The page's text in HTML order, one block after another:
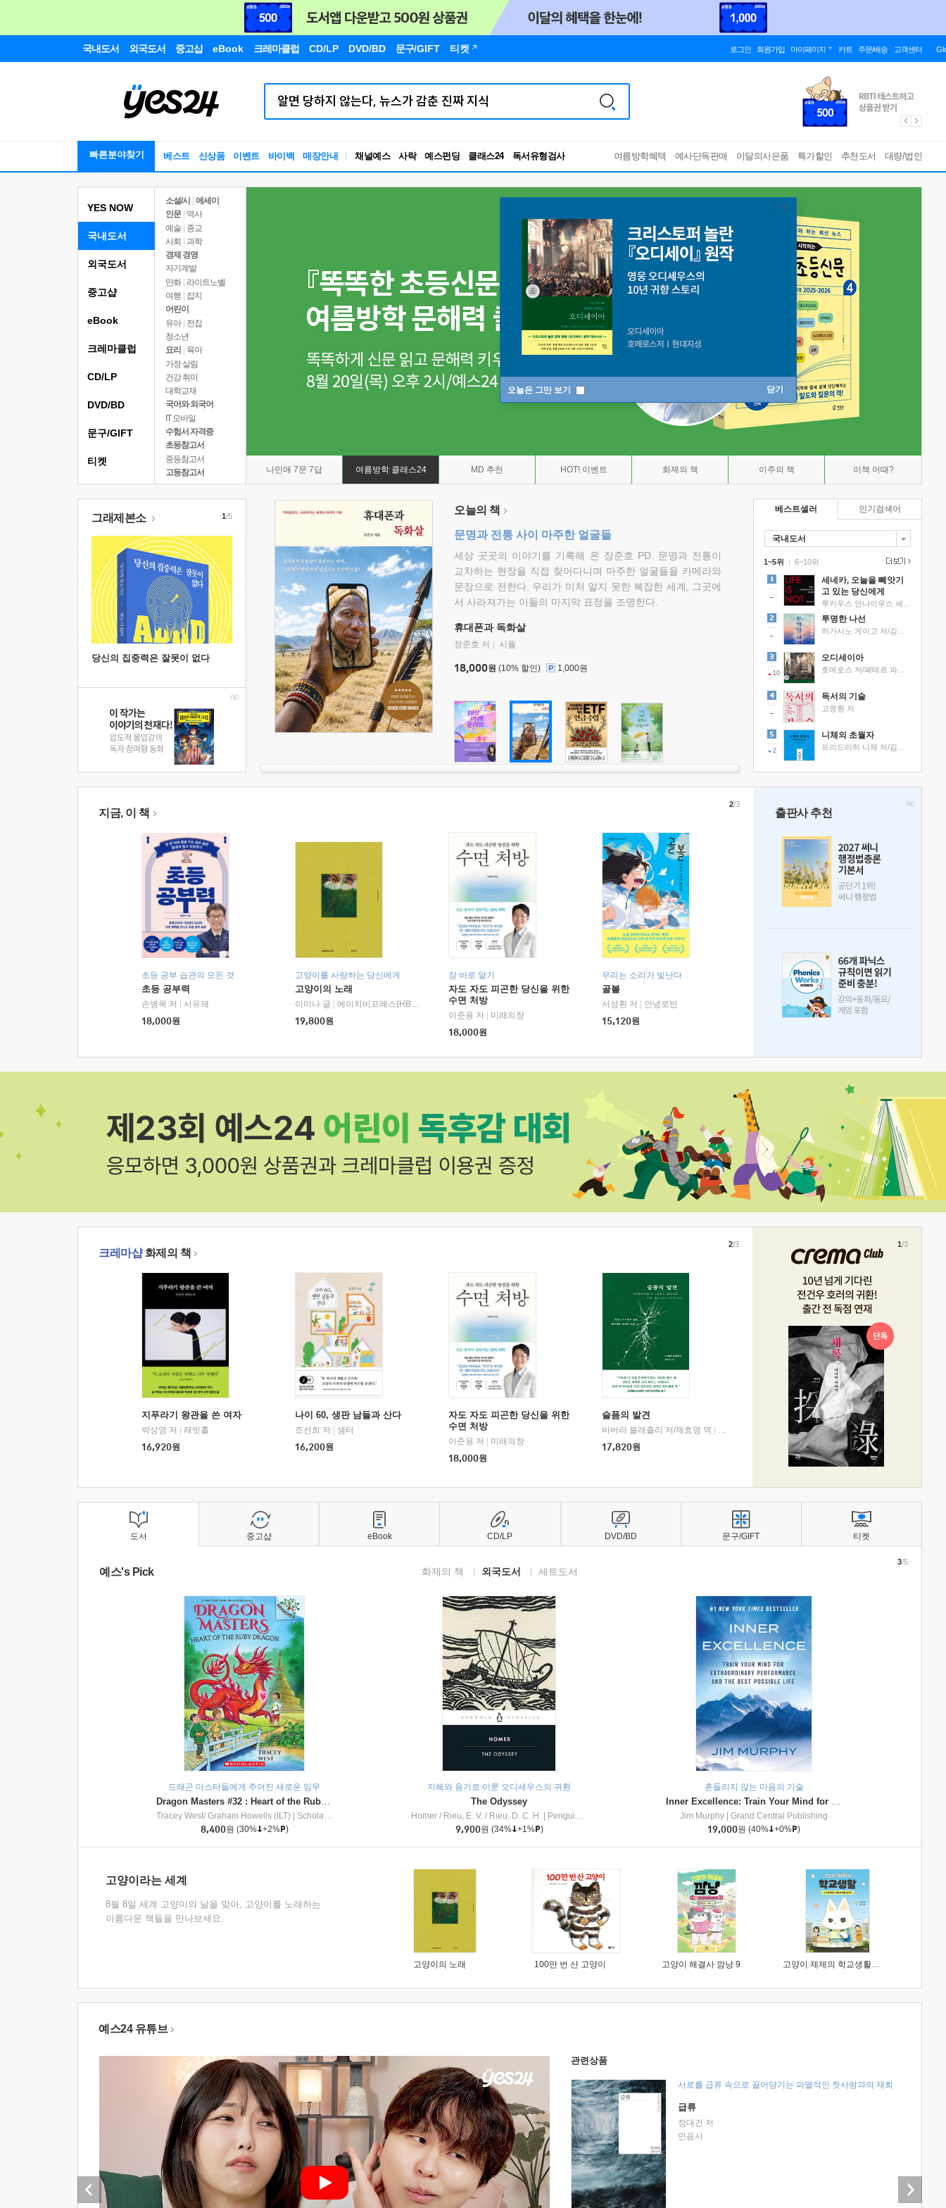
국내도서 외국도서 중고샵 eBook 크레마클럽 CD/LP DVD/BD 문구/GIFT 티켓 로그인 회원가입 마이페이지 카트 주문/배송 고객센터
빠른분야찾기 베스트 신상품 이벤트 바이백 매장안내 채널예스 사락 예스펀딩 클래스24
RBTI Lab
독서유형검사
여름방학혜택 예사단독판매 이달의사은품 특가할인 추천도서 대량/법인
오늘은 그만 보기 닫기
YES NOW
국내도서
소설/시
에세이
인문
역사
예술 | 종교
사회 | 과학
경제 경영
자기계발
만화 | 라이트노벨
여행
잡지
어린이
유아 | 전집
청소년
요리
육아
가정 살림
건강 취미
대학교재
국어와 외국어
IT 모바일
수험서 자격증
초등참고서
중등참고서
고등참고서
나민애 7문 7답 여름방학 클래스24 MD 추천 HOT! 이벤트 화제의 책 이주의 책 이책 어때?
외국도서
중고샵
eBook
크레마클럽
CD/LP
DVD/BD
문구/GIFT
티켓
그래제본소
당신의 집중력은 잘못이 없다
1/5 오늘의 책
문명과 전통 사이 마주한 얼굴들
세상 곳곳의 이야기를 기록해 온 장준호 PD. 문명과 전통이
교차하는 현장을 직접 찾아다니며 마주한 얼굴들을 카메라와
문장으로 전한다. 우리가 미처 알지 못한 복잡한 세계, 그곳에
서 사라져가는 이들의 마지막 표정을 조명한다.
휴대폰과 독화살
장준호 저 시월
18,000원 (10% 할인) 1,000원
베스트셀러
국내도서
1~5위 |
세네카, 오늘을 빼앗기
고 있는 당신에게
투명한 나선
10
오디세이아
독서의 기술
고명환 저
2
니체의 초월자
6~10위
인기검색어
지금, 이 책
초등 공부 습관의 모든 것
초등 공부력
손병목 저
서유재
18,000원
고양이를 사랑하는 당신에게
고양이의 노래
이미나 글
에이치비프레스(HBPRESS)
19,800원
잠 바로 알기
자도 자도 피곤한 당신을 위한
수면 처방
이준용 저
미래의창
18,000원
우리는 소리가 빛난다
골볼
서성환 저
안녕로빈
15,120원
2/3
출판사 추천
크레마샵화제의 책
지푸라기 왕관을 쓴 여자
박상영 저
래빗홀
16,920원
나이 60, 생판 남들과 산다
조선희 저
샘터
16,200원
자도 자도 피곤한 당신을 위한
수면 처방
이준용 저
미래의창
18,000원
슬픔의 발견
바버라 블래츨리 저/제효영 역
디플롯
17,820원
2/3 1/3
도서
예스's Pick 화제의 책 외국도서 세트도서
드래곤 마스터들에게 주어진 새로운 임무
Dragon Masters #32 : Heart of the Ruby Dragon (A Branches Book)
Tracey West/ Graham Howells (ILT)
Scholastic Inc
8,400원 (30% +2% )
지혜와 용기로 이룬 오디세우스의 귀환
The Odyssey
Homer / Rieu, E. V. / Rieu, D. C. H.
Penguin Group
9,900원 (34% +1% )
흔들리지 않는 마음의 기술
Inner Excellence: Train Your Mind for Extraordinary Performance and the Best Possible Life
Jim Murphy
Grand Central Publishing
19,000원 (40% +0% )
3/5
고양이라는 세계
8월 8일 세계 고양이의 날을 맞아, 고양이를 노래하는
아름다운 책들을 만나보세요.
고양이의 노래 100만 번 산 고양이 고양이 해결사 깜냥 9 고양이 제제의 학교생활 1 : 초등학생이 이렇게 힘들 줄이야
중고샵 eBook CD/LP DVD/BD 문구/GIFT 티켓
예스24 유튜브
관련상품
서로를 급류 속으로 끌어당기는 파멸적인 첫사랑과의 재회
급류
정대건 저
민음사